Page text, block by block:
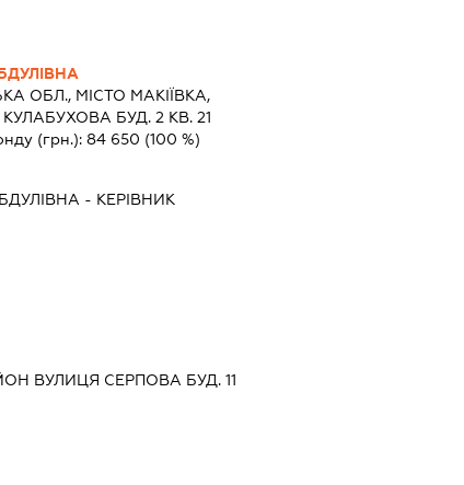
ОБЛ., МІСТО МАКІЇВКА,
БУД. 2 КВ. 21
(грн.):84 650 (100 %)
- КЕРІВНИК
ВУЛИЦЯ СЕРПОВА БУД. 11